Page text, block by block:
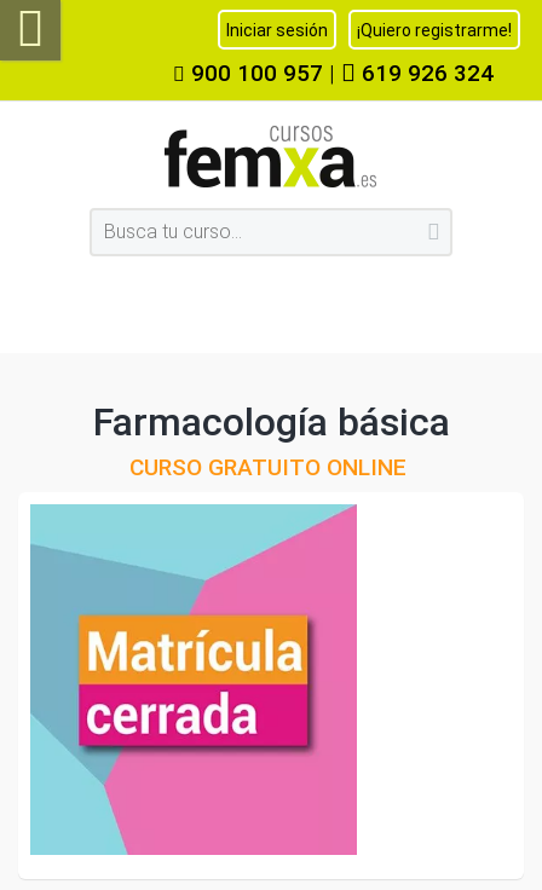
Iniciar sesión ¡Quiero registrarme!
900 100 957 | 619 926 324
Farmacología básica
CURSO GRATUITO ONLINE